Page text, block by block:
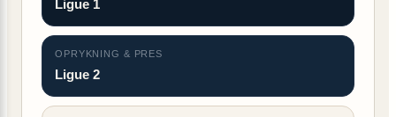
Ligue 1
OPRYKNING & PRES
Ligue 2